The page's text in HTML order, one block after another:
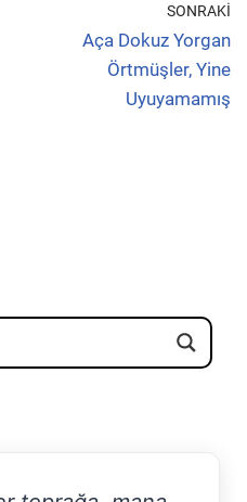
SONRAKI
Aça Dokuz Yorgan
Örtmüşler, Yine
Uyuyamamış